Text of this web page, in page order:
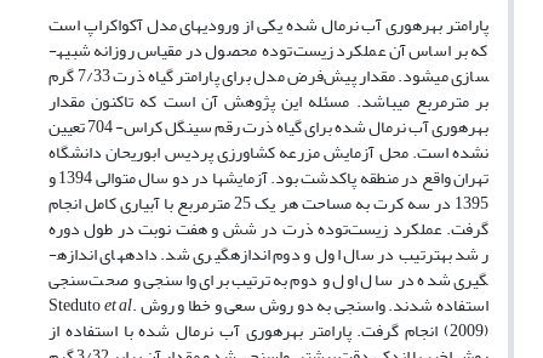
پارامتر بهره­وری آب نرمال شده یکی از ورودی­های مدل آکواکراپ است
که بر اساس آن عملکرد زیست‌توده محصول در مقیاس روزانه شبیه­
سازی می­شود. مقدار پیش‌فرض مدل برای پارامتر گیاه ذرت 7/33 گرم
بر متر‌مربع می­باشد. مسئله این پژوهش آن است که تاکنون مقدار
بهره­وری آب نرمال شده برای گیاه ذرت رقم سینگل کراس- 704 تعیین
نشده است. محل آزمایش مزرعه کشاورزی پردیس ابوریحان دانشگاه
تهران واقع در منطقه پاکدشت بود. آزمایش­ها در دو سال متوالی 1394 و
1395 در سه کرت به مساحت هر یک 25 متر‌مربع با آبیاری کامل انجام
گرفت. عملکرد زیست‌توده ذرت در شش و هفت نوبت در طول دوره
رشد به­ترتیب در سال اول و دوم اندازه­گیری شد. داده­های اندازه­
گیری شده در سال اول و دوم به‌ترتیب برای واسنجی و صحت‌سنجی
استفاده شدند. واسنجی به دو روش سعی و خطا و روش Steduto et al.
(2009) انجام گرفت. پارامتر بهره­وری آب نرمال شده با استفاده از